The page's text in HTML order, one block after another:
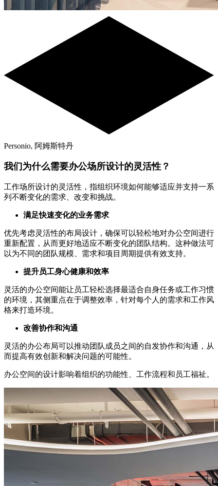
Personio, 阿姆斯特丹
我们为什么需要办公场所设计的灵活性？
工作场所设计的灵活性，指组织环境如何能够适应并支持一系
列不断变化的需求、改变和挑战。
满足快速变化的业务需求
优先考虑灵活性的布局设计，确保可以轻松地对办公空间进行
重新配置，从而更好地适应不断变化的团队结构。这种做法可
以为不同的团队规模、需求和项目周期提供有效支持。
提升员工身心健康和效率
灵活的办公空间能让员工轻松选择最适合自身任务或工作习惯
的环境，其侧重点在于调整效率，针对每个人的需求和工作风
格来打造环境。
改善协作和沟通
灵活的办公布局可以推动团队成员之间的自发协作和沟通，从
而提高有效创新和解决问题的可能性。
办公空间的设计影响着组织的功能性、工作流程和员工福祉。